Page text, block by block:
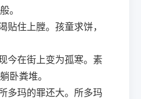
。
贴住上膛。孩童求饼，
今在街上变为孤寒。素
卧粪堆。
多玛的罪还大。所多玛